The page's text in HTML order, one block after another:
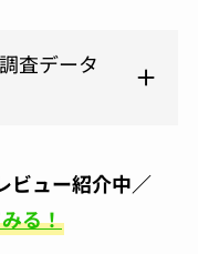
全然キレイに使え
に対応頂けまし
てもらおうと思い
アレルギーがあ
査データ
ビュー紹介中／
る！